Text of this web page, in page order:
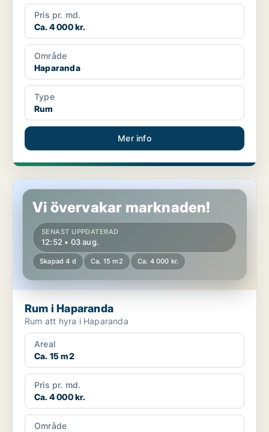
Pris pr. md.
Ca. 4 000 kr.
Område
Haparanda
Type
Rum
Mer info
Rum i Haparanda
Vi övervakar marknaden!
SENAST UPPDATERAD
12:52 • 03 aug.
Skapad 4 d Ca. 15 m2 Ca. 4 000 kr.
Rum i Haparanda
Rum att hyra i Haparanda
Areal
Ca. 15 m2
Pris pr. md.
Ca. 4 000 kr.
Område